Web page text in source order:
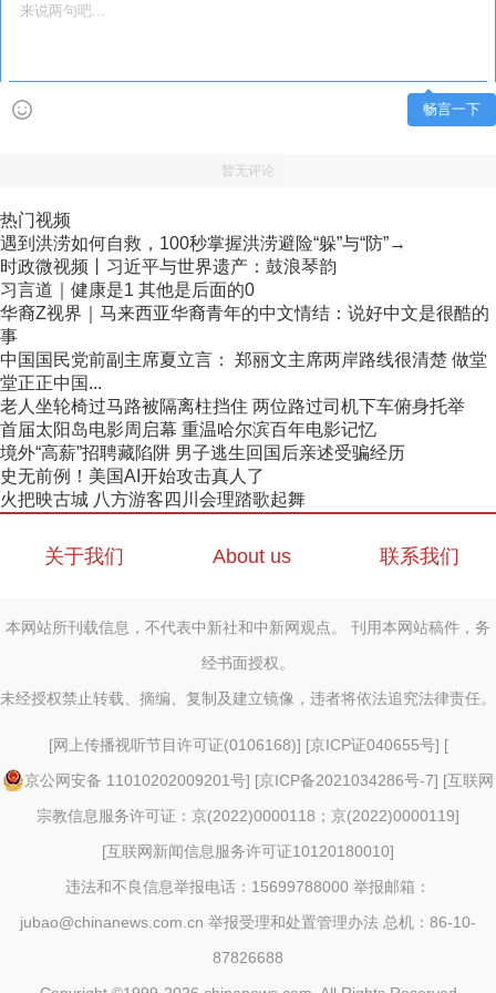
畅言一下
暂无评论
热门视频
遇到洪涝如何自救，100秒掌握洪涝避险“躲”与“防”→
时政微视频丨习近平与世界遗产：鼓浪琴韵
习言道｜健康是1 其他是后面的0
华裔Z视界｜马来西亚华裔青年的中文情结：说好中文是很酷的
事
中国国民党前副主席夏立言： 郑丽文主席两岸路线很清楚 做堂
堂正正中国...
老人坐轮椅过马路被隔离柱挡住 两位路过司机下车俯身托举
首届太阳岛电影周启幕 重温哈尔滨百年电影记忆
境外“高薪”招聘藏陷阱 男子逃生回国后亲述受骗经历
史无前例！美国AI开始攻击真人了
火把映古城 八方游客四川会理踏歌起舞
关于我们 About us 联系我们
本网站所刊载信息，不代表中新社和中新网观点。 刊用本网站稿件，务
经书面授权。
未经授权禁止转载、摘编、复制及建立镜像，违者将依法追究法律责任。
[网上传播视听节目许可证(0106168)] [京ICP证040655号] [
京公网安备 11010202009201号] [京ICP备2021034286号-7] [互联网
宗教信息服务许可证：京(2022)0000118；京(2022)0000119]
[互联网新闻信息服务许可证10120180010]
违法和不良信息举报电话：15699788000 举报邮箱：
jubao@chinanews.com.cn 举报受理和处置管理办法 总机：86-10-
87826688